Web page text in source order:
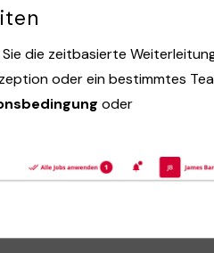
die zeitbasierte
oder ein bestimmtes
oder